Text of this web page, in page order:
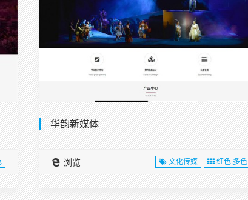
华韵新媒体
浏览 文化传媒 红色,多色